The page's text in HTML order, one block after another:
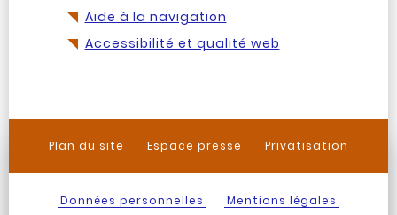
Aide à la navigation
Accessibilité et qualité web
Plan du site Espace presse Privatisation
Données personnelles
Mentions légales